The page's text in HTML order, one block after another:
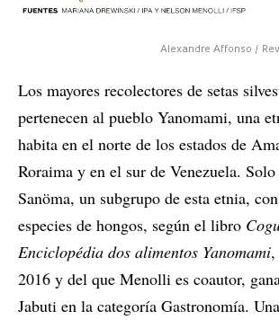
Alexandre Affonso /
Los mayores recolectores de setas
pertenecen al pueblo Yanomami, una
habita en el norte de los estados de
Roraima y en el sur de Venezuela.
Sanöma, un subgrupo de esta etnia,
especies de hongos, según el libro
Enciclopédia dos alimentos Yanomami
2016 y del que Menolli es coautor,
Jabuti en la categoría Gastronomía.